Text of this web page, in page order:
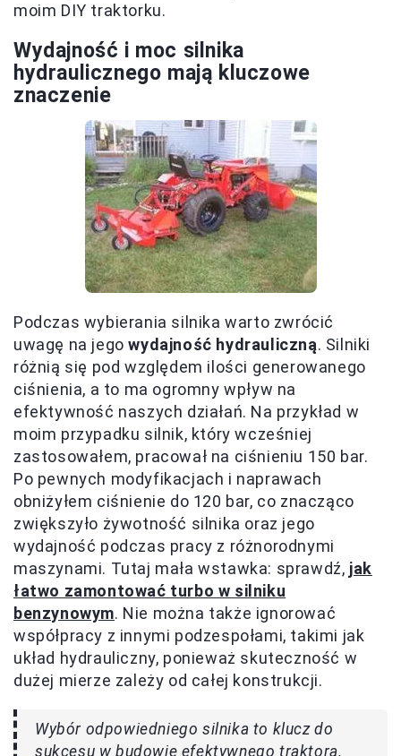
moim DIY traktorku.
Wydajność i moc silnika
hydraulicznego mają kluczowe
znaczenie
Podczas wybierania silnika warto zwrócić
uwagę na jegowydajność hydrauliczną. Silniki
różnią się pod względem ilości generowanego
ciśnienia, a to ma ogromny wpływ na
efektywność naszych działań. Na przykład w
moim przypadku silnik, który wcześniej
zastosowałem, pracował na ciśnieniu 150 bar.
Po pewnych modyfikacjach i naprawach
obniżyłem ciśnienie do 120 bar, co znacząco
zwiększyło żywotność silnika oraz jego
wydajność podczas pracy z różnorodnymi
maszynami. Tutaj mała wstawka: sprawdź, jak
łatwo zamontować turbo w silniku
benzynowym. Nie można także ignorować
współpracy z innymi podzespołami, takimi jak
układ hydrauliczny, ponieważ skuteczność w
dużej mierze zależy od całej konstrukcji.
Wybór odpowiedniego silnika to klucz do
sukcesu w budowie efektywnego traktora.